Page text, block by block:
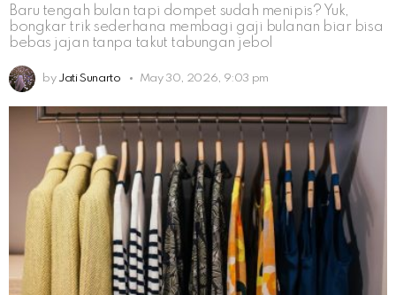
Baru tengah bulan tapi dompet sudah menipis? Yuk,
bongkar trik sederhana membagi gaji bulanan biar bisa
bebas jajan tanpa takut tabungan jebol
by Jati Sunarto May 30, 2026, 9:03 pm